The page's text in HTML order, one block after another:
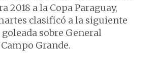
2018 a la Copa Paraguay,
clasificó a la siguiente
sobre General
Grande.